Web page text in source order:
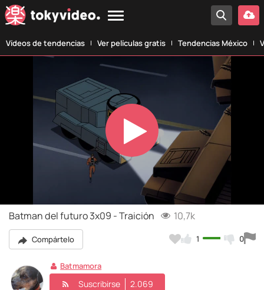
Vídeos de tendencias Ver películas gratis Tendencias México
Play
Video
Batman del futuro 3x09 - Traición 10,7k
Compártelo 1 0
Batmamora
Suscribirse 2.069